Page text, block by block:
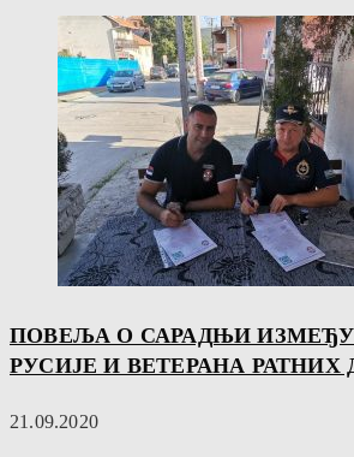
ПОВЕЉА О САРАДЊИ
РУСИЈЕ И ВЕТЕРАНА РАТНИХ
21.09.2020